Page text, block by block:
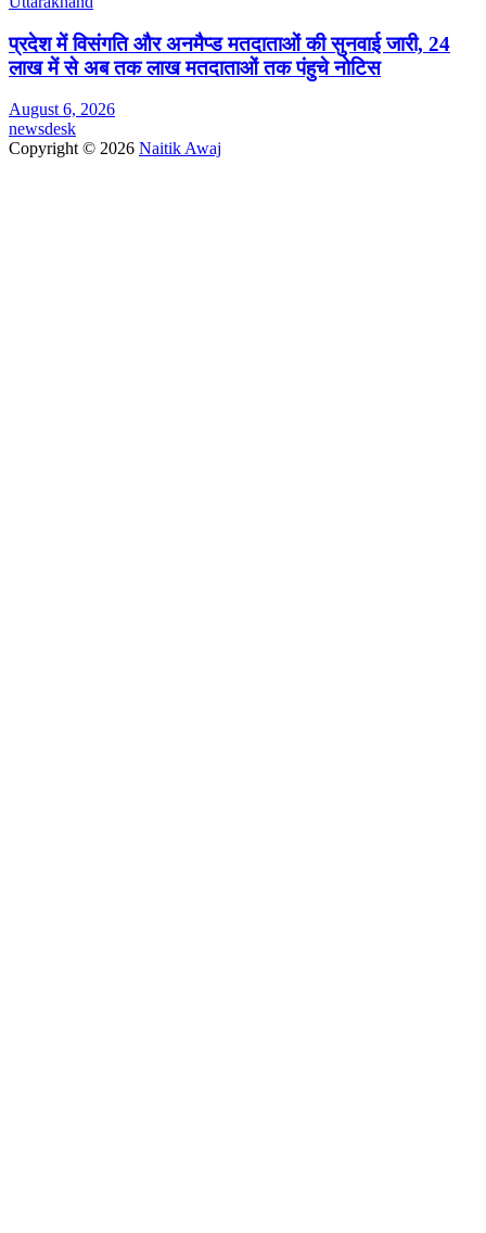
प्रदेश में विसंगति और अनमैप्ड मतदाताओं की सुनवाई जारी, 24
लाख में से अब तक लाख मतदाताओं तक पंहुचे नोटिस
August 6, 2026
newsdesk
Copyright © 2026 Naitik Awaj